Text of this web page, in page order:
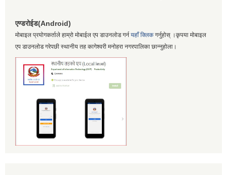
एण्डरोईड(Android)
मोबाइल प्रयोगकर्ताले हाम्रो मोबाईल एप डाउनलोड गर्न यहाँ क्लिक गर्नुहोस् ।कृपया मोबाइल
एप डाउनलोड गरेपछी स्थानीय तह कागेश्वरी मनोहरा नगरपालिका छान्नुहोला।